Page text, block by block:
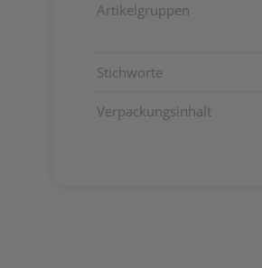
Artikelgruppen
Stichworte
Verpackungsinhalt